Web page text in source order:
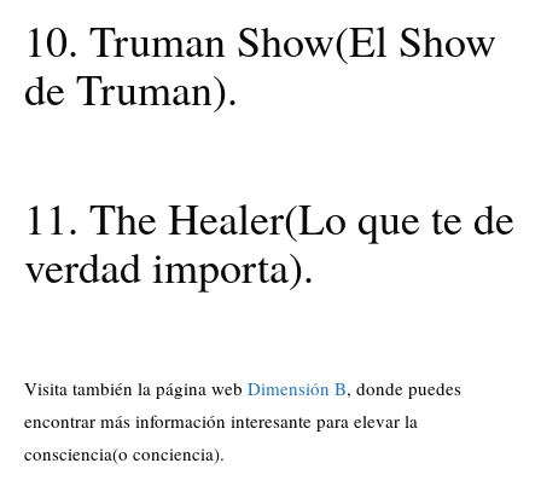
10. Truman Show(El Show
de Truman).
11. The Healer(Lo que te de
verdad importa).
Visita también la página web Dimensión B, donde puedes
encontrar más información interesante para elevar la
consciencia(o conciencia).